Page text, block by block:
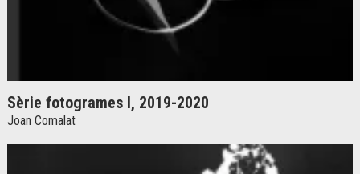
Sèrie fotogrames I, 2019-2020
Joan Comalat